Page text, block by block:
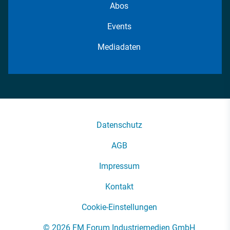
Abos
Events
Mediadaten
Datenschutz
AGB
Impressum
Kontakt
Cookie-Einstellungen
© 2026 FM Forum Industriemedien GmbH